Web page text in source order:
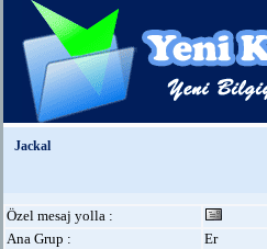
Jackal
Özel mesaj yolla :
Ana Grup :
Er